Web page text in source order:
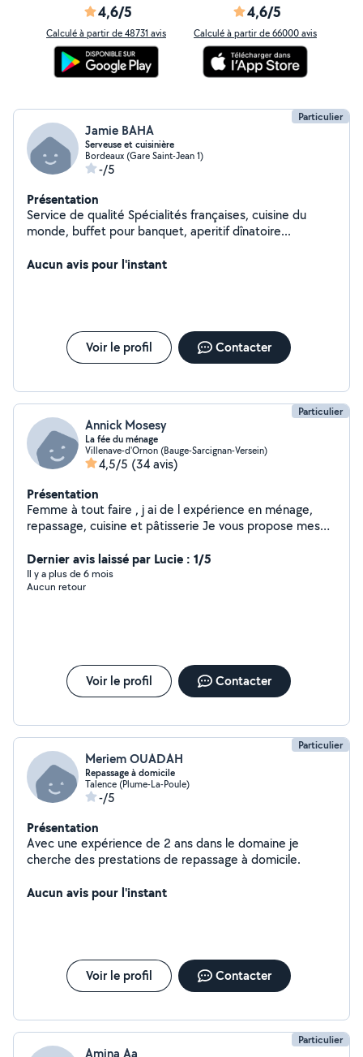
4,6/5
Calculé à partir de 48731 avis
4,6/5
Calculé à partir de 66000 avis
Particulier
Jamie BAHA
Serveuse et cuisinière
Bordeaux (Gare Saint-Jean 1)
-/5
Présentation
Service de qualité Spécialités françaises, cuisine du
monde, buffet pour banquet, aperitif dînatoire...
Aucun avis pour l'instant
Voir le profil Contacter
Particulier
Annick Mosesy
La fée du ménage
Villenave-d'Ornon (Bauge-Sarcignan-Versein)
4,5/5 (34 avis)
Présentation
Femme à tout faire , j ai de l expérience en ménage,
repassage, cuisine et pâtisserie Je vous propose mes
Dernier avis laissé par Lucie : 1/5
Il y a plus de 6 mois
Aucun retour
Voir le profil Contacter
Particulier
Meriem OUADAH
Repassage à domicile
Talence (Plume-La-Poule)
-/5
Présentation
Avec une expérience de 2 ans dans le domaine je
cherche des prestations de repassage à domicile.
Aucun avis pour l'instant
Voir le profil Contacter
Particulier
Amina Aa